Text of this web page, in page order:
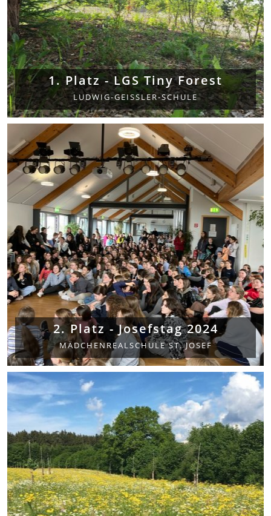
1. Platz - LGS Tiny Forest
LUDWIG-GEISSLER-SCHULE
2. Platz - Josefstag 2024
MÄDCHENREALSCHULE ST. JOSEF